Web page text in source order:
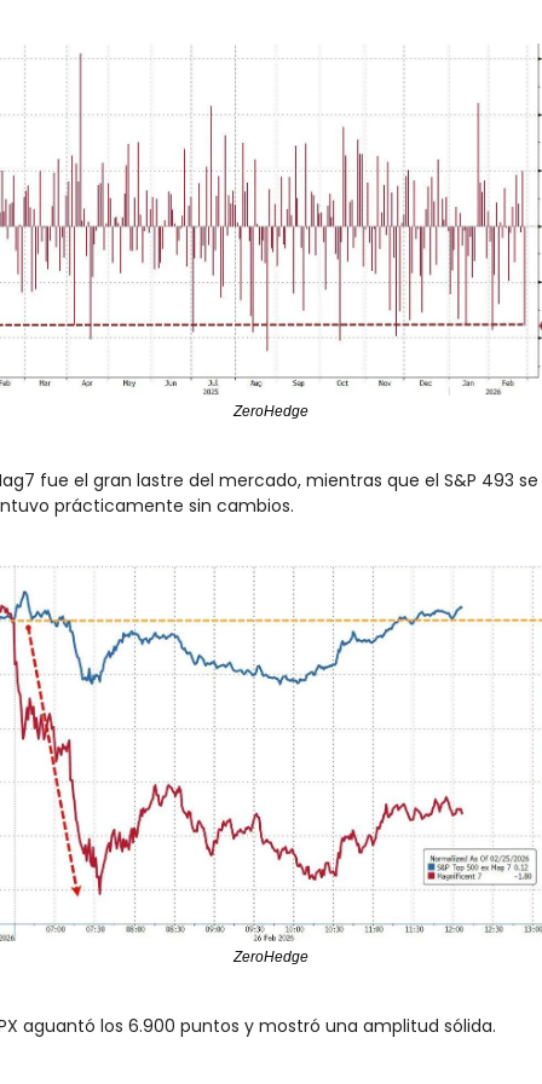
ZeroHedge
fue el gran lastre del mercado, mientras que el S&P 493 se
prácticamente sin cambios.
ZeroHedge
aguantó los 6.900 puntos y mostró una amplitud sólida.